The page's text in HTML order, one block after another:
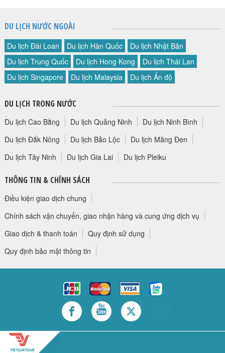
DU LỊCH NƯỚC NGOÀI
Du lịch Đài Loan Du lịch Hàn Quốc
Du lịch Nhật Bản
Du lịch Trung Quốc
Du lịch Hong Kong
Du lịch Thái Lan
Du lịch Singapore
Du lịch Malaysia Du lịch Ấn độ
DU LỊCH TRONG NƯỚC
Du lịch Cao Bằng Du lịch Quảng Ninh
Du lịch Ninh Bình
Du lịch Đắk Nông
Du lịch Bảo Lộc
Du lịch Măng Đen
Du lịch Tây Ninh
Du lịch Gia Lai Du lịch Pleiku
THÔNG TIN & CHÍNH SÁCH
Điều kiện giao dịch chung
Chính sách vận chuyển, giao nhận hàng và cung ứng dịch vụ
Giao dịch & thanh toán
Quy định sử dụng
Quy định bảo mật thông tin